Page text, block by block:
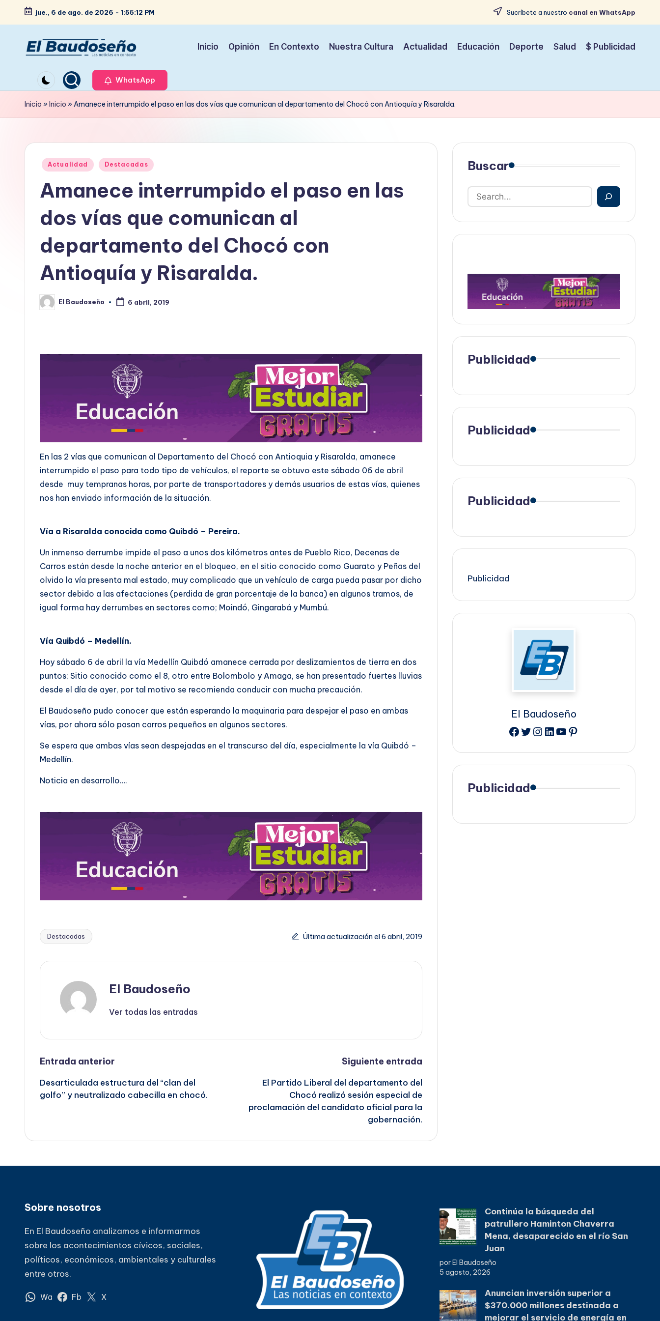
Saltar
contenido
jue., 6 de ago. de 2026 - 1:55:13 PM Sucríbete a nuestro canal en WhatsApp
e
ri
d
noticias
en
contexto
Inicio Opinión En Contexto Nuestra Cultura Actualidad Educación Deporte Salud $ Publicidad
WhatsApp
Inicio »Inicio »Amanece interrumpido el paso en las dos vías que comunican al departamento del Chocó con Antioquía y Risaralda.
Publicado
Actualidad Destacadas
Amanece interrumpido el paso en las
dos vías que comunican al
departamento del Chocó con
Antioquía y Risaralda.
Publicado
por
El Baudoseño 6 abril, 2019
En las 2 vías que comunican al Departamento del Chocó con Antioquia y Risaralda, amanece
interrumpido el paso para todo tipo de vehículos, el reporte se obtuvo este sábado 06 de abril
desde muy tempranas horas, por parte de transportadores y demás usuarios de estas vías, quienes
nos han enviado información de la situación.
Vía a Risaralda conocida como Quibdó – Pereira.
Un inmenso derrumbe impide el paso a unos dos kilómetros antes de Pueblo Rico, Decenas de
Carros están desde la noche anterior en el bloqueo, en el sitio conocido como Guarato y Peñas del
olvido la vía presenta mal estado, muy complicado que un vehículo de carga pueda pasar por dicho
sector debido a las afectaciones (perdida de gran porcentaje de la banca) en algunos tramos, de
igual forma hay derrumbes en sectores como; Moindó, Gingarabá y Mumbú.
Vía Quibdó – Medellín.
Hoy sábado 6 de abril la vía Medellín Quibdó amanece cerrada por deslizamientos de tierra en dos
puntos; Sitio conocido como el 8, otro entre Bolombolo y Amaga, se han presentado fuertes lluvias
desde el día de ayer, por tal motivo se recomienda conducir con mucha precaución.
El Baudoseño pudo conocer que están esperando la maquinaria para despejar el paso en ambas
vías, por ahora sólo pasan carros pequeños en algunos sectores.
Se espera que ambas vías sean despejadas en el transcurso del día, especialmente la vía Quibdó –
Medellín.
Noticia en desarrollo….
Etiquetas:
Destacadas Última actualización el 6 abril, 2019
El Baudoseño
Ver todas las entradas
Navegación
de
Entrada anterior
Desarticulada estructura del “clan del
golfo” y neutralizado cabecilla en chocó.
Siguiente entrada
El Partido Liberal del departamento del
Chocó realizó sesión especial de
proclamación del candidato oficial para la
gobernación.
Buscar
Publicidad
Publicidad
Publicidad
Publicidad
El Baudoseño
Facebook
Twitter
Instagram
LinkedIn
YouTube
Pinterest
Publicidad
Sobre nosotros
En El Baudoseño analizamos e informarmos
sobre los acontecimientos cívicos, sociales,
políticos, económicos, ambientales y culturales
entre otros.
Wa Fb X
Continúa la búsqueda del
patrullero Haminton Chaverra
Mena, desaparecido en el río San
Juan
por El Baudoseño
5 agosto, 2026
Anuncian inversión superior a
$370.000 millones destinada a
mejorar el servicio de energía en